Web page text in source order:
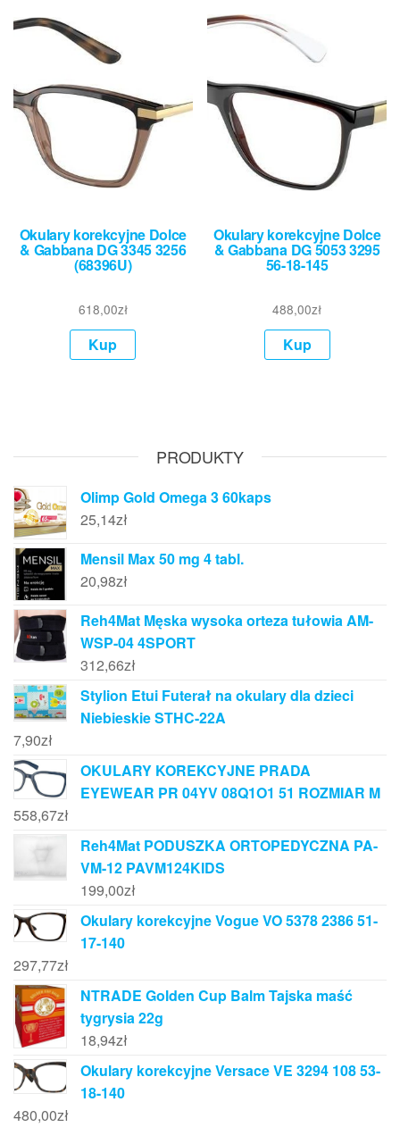
Okulary korekcyjne Dolce
& Gabbana DG 3345 3256
(68396U)
618,00zł
Kup
Okulary korekcyjne Dolce
& Gabbana DG 5053 3295
56-18-145
488,00zł
Kup
PRODUKTY
Olimp Gold Omega 3 60kaps
25,14zł
Mensil Max 50 mg 4 tabl.
20,98zł
Reh4Mat Męska wysoka orteza tułowia AM-
WSP-04 4SPORT
312,66zł
Stylion Etui Futerał na okulary dla dzieci
Niebieskie STHC-22A
7,90zł
OKULARY KOREKCYJNE PRADA
EYEWEAR PR 04YV 08Q1O1 51 ROZMIAR M
558,67zł
Reh4Mat PODUSZKA ORTOPEDYCZNA PA-
VM-12 PAVM124KIDS
199,00zł
Okulary korekcyjne Vogue VO 5378 2386 51-
17-140
297,77zł
NTRADE Golden Cup Balm Tajska maść
tygrysia 22g
18,94zł
Okulary korekcyjne Versace VE 3294 108 53-
18-140
480,00zł